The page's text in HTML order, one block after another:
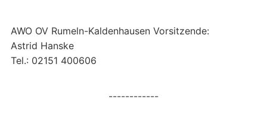
AWO OV Rumeln-Kaldenhausen Vorsitzende:
Astrid Hanske
Tel.: 02151 400606
------------